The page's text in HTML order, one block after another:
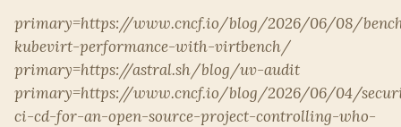
primary=https://www.cncf.io/blog/2026/06/08/
kubevirt-performance-with-virtbench/
primary=https://astral.sh/blog/uv-audit
primary=https://www.cncf.io/blog/2026/06/04/
ci-cd-for-an-open-source-project-controlling-who-